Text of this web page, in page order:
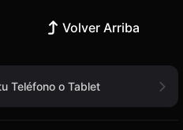
Volver Arriba
Teléfono o Tablet